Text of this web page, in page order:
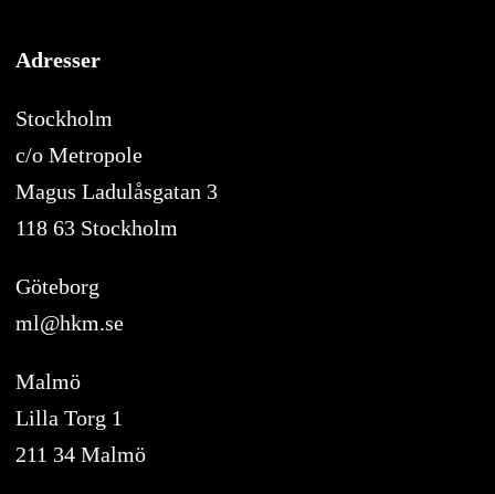
Adresser
Stockholm
c/o Metropole
Magus Ladulåsgatan 3
118 63 Stockholm
Göteborg
ml@hkm.se
Malmö
Lilla Torg 1
211 34 Malmö